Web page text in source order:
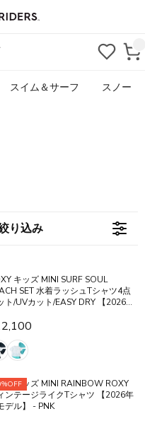
スイム＆サーフ スノー
り込み
キッズ MINI SURF SOUL
SET 水着ラッシュTシャツ4点
ト/UVカット/EASY DRY 【2026年
キッズ MINI RAINBOW ROXY
ンテージライクTシャツ 【2026年
デル】 - PNK